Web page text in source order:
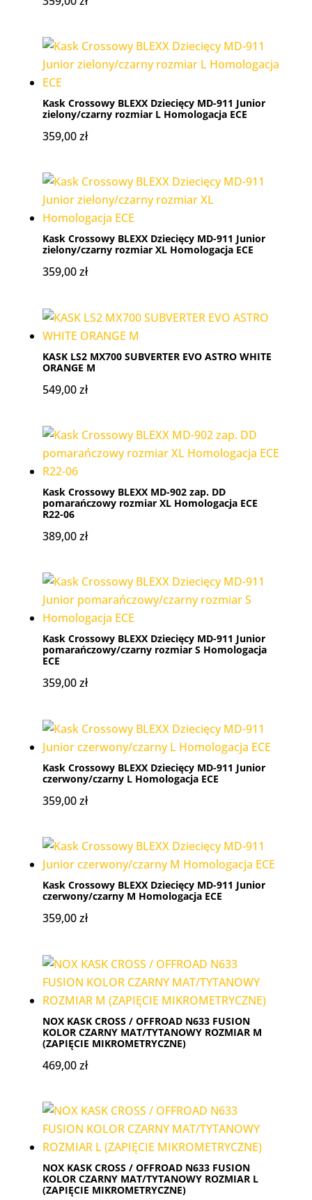
Kask Crossowy BLEXX Dziecięcy MD-911 Junior
zielony/czarny rozmiar L Homologacja ECE
359,00zł
Kask Crossowy BLEXX Dziecięcy MD-911 Junior
zielony/czarny rozmiar XL Homologacja ECE
359,00zł
KASK LS2 MX700 SUBVERTER EVO ASTRO WHITE
ORANGE M
549,00zł
Kask Crossowy BLEXX MD-902 zap. DD
pomarańczowy rozmiar XL Homologacja ECE
R22-06
389,00zł
Kask Crossowy BLEXX Dziecięcy MD-911 Junior
pomarańczowy/czarny rozmiar S Homologacja
ECE
359,00zł
Kask Crossowy BLEXX Dziecięcy MD-911 Junior
czerwony/czarny L Homologacja ECE
359,00zł
Kask Crossowy BLEXX Dziecięcy MD-911 Junior
czerwony/czarny M Homologacja ECE
359,00zł
NOX KASK CROSS / OFFROAD N633 FUSION
KOLOR CZARNY MAT/TYTANOWY ROZMIAR M
(ZAPIĘCIE MIKROMETRYCZNE)
469,00zł
NOX KASK CROSS / OFFROAD N633 FUSION
KOLOR CZARNY MAT/TYTANOWY ROZMIAR L
(ZAPIĘCIE MIKROMETRYCZNE)